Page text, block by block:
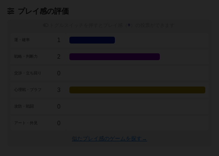
プレイ感の評価
※
1
戦略・判断力 2
0
3
0
アート・外見 0
似たプレイ感のゲームを探す→